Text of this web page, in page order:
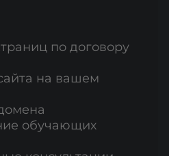
по договору
на вашем
обучающих